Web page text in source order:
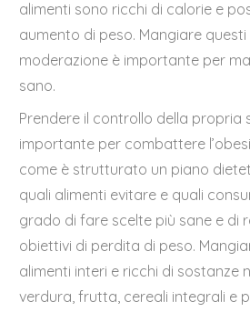
alimenti sono ricchi di calorie e
aumento di peso. Mangiare
moderazione è importante per
sano.
Prendere il controllo della propria
importante per combattere
come è strutturato un piano
quali alimenti evitare e quali
grado di fare scelte più sane e di
obiettivi di perdita di peso.
alimenti interi e ricchi di sostanze
verdura, frutta, cereali integrali e